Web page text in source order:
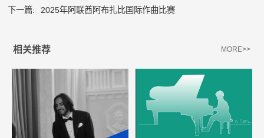
下一篇:
2025年阿联酋阿布扎比国际作曲比赛
相关推荐 MORE>>